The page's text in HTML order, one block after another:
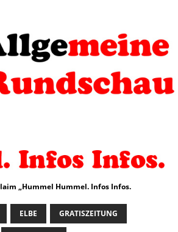
„Hummel Hummel. Infos Infos.
ELBE GRATISZEITUNG